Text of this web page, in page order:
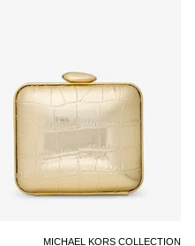
MICHAEL KORS COLLECTION